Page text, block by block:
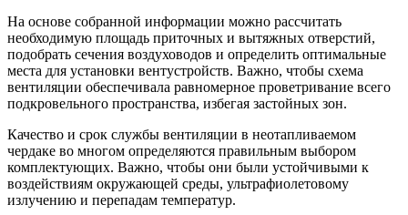
На основе собранной информации можно рассчитать
необходимую площадь приточных и вытяжных отверстий,
подобрать сечения воздуховодов и определить оптимальные
места для установки вентустройств. Важно, чтобы схема
вентиляции обеспечивала равномерное проветривание всего
подкровельного пространства, избегая застойных зон.
Качество и срок службы вентиляции в неотапливаемом
чердаке во многом определяются правильным выбором
комплектующих. Важно, чтобы они были устойчивыми к
воздействиям окружающей среды, ультрафиолетовому
излучению и перепадам температур.